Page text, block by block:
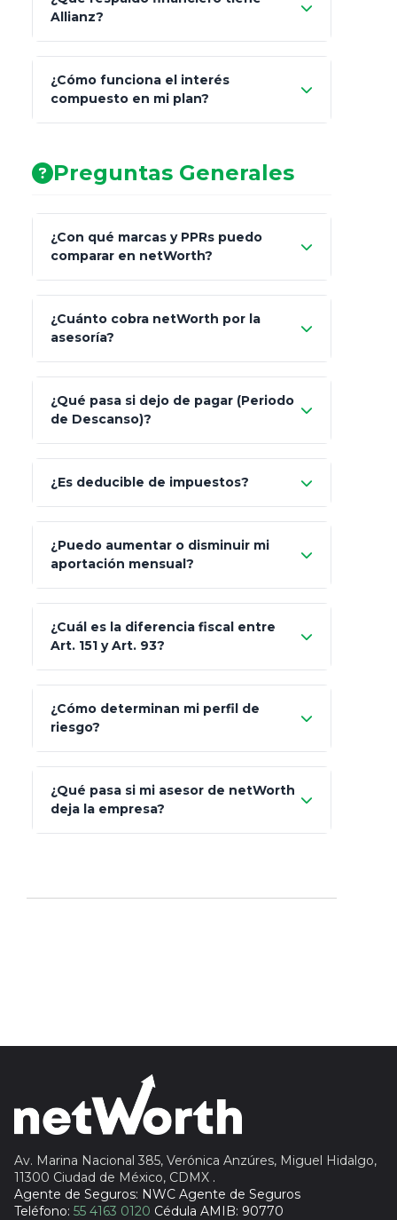
Allianz?
AA (Muy Fuerte)
¿Cómo funciona el interés
compuesto en mi plan?
Preguntas Generales
¿Con qué marcas y PPRs puedo
comparar en netWorth?
GNP (Proyecta)
Seguros Monterrey
Skandia (Crea)
MetLife (MetaLife)
Prudential
Insignia Life
¿Cuánto cobra netWorth por la
asesoría?
¿Qué pasa si dejo de pagar (Periodo
de Descanso)?
¿Es deducible de impuestos?
¿Puedo aumentar o disminuir mi
aportación mensual?
¿Cuál es la diferencia fiscal entre
Art. 151 y Art. 93?
Art.
93
totalmente
libres de impuestos
¿Cómo determinan mi perfil de
riesgo?
¿Qué pasa si mi asesor de netWorth
deja la empresa?
reasigna
Av. Marina Nacional 385, Verónica Anzúres, Miguel Hidalgo,
11300 Ciudad de México, CDMX .
Agente de Seguros: NWC Agente de Seguros
Teléfono: 55 4163 0120 Cédula AMIB: 90770